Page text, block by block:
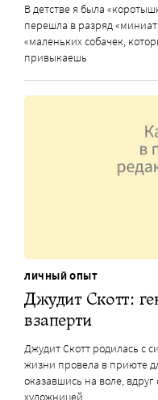
В детстве я была
перешла в разряд
«маленьких собачек,
привыкаешь
ЛИЧНЫЙ ОПЫТ
Джудит Скотт:
взаперти
Джудит Скотт родилась с
жизни провела в приюте
оказавшись на воле,
художницей